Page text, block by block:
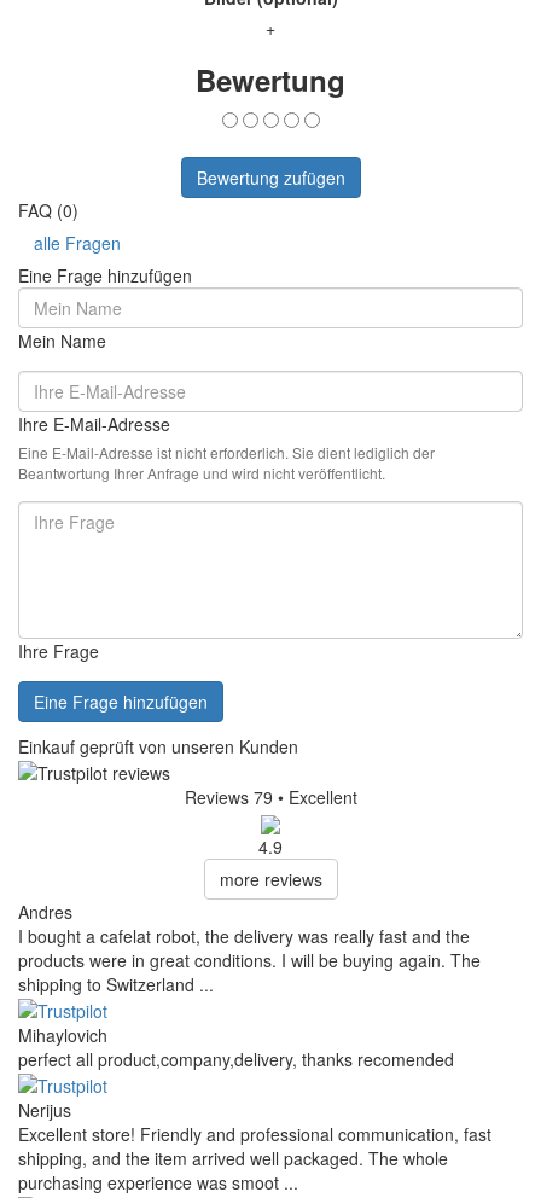
+
Bewertung
Bewertung zufügen
FAQ (0)
alle Fragen
Eine Frage hinzufügen
Mein Name
Ihre E-Mail-Adresse
Eine E-Mail-Adresse ist nicht erforderlich. Sie dient lediglich der
Beantwortung Ihrer Anfrage und wird nicht veröffentlicht.
Ihre Frage
Eine Frage hinzufügen
Einkauf geprüft von unseren Kunden
Reviews 79 • Excellent
4.9
more reviews
Andres
I bought a cafelat robot, the delivery was really fast and the
products were in great conditions. I will be buying again. The
shipping to Switzerland ...
Mihaylovich
perfect all product,company,delivery, thanks recomended
Nerijus
Excellent store! Friendly and professional communication, fast
shipping, and the item arrived well packaged. The whole
purchasing experience was smoot ...